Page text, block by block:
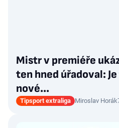
Mistr v premiéře
ten hned úřadoval:
nové…
Tipsport extraliga Miroslav Horák